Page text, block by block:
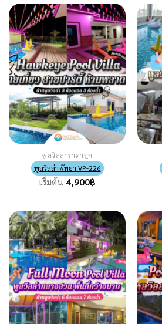
พูลวิลล่าราคาถูก
พูลวิลล่าพัทยา VP-226
เริ่มต้น 4,900฿